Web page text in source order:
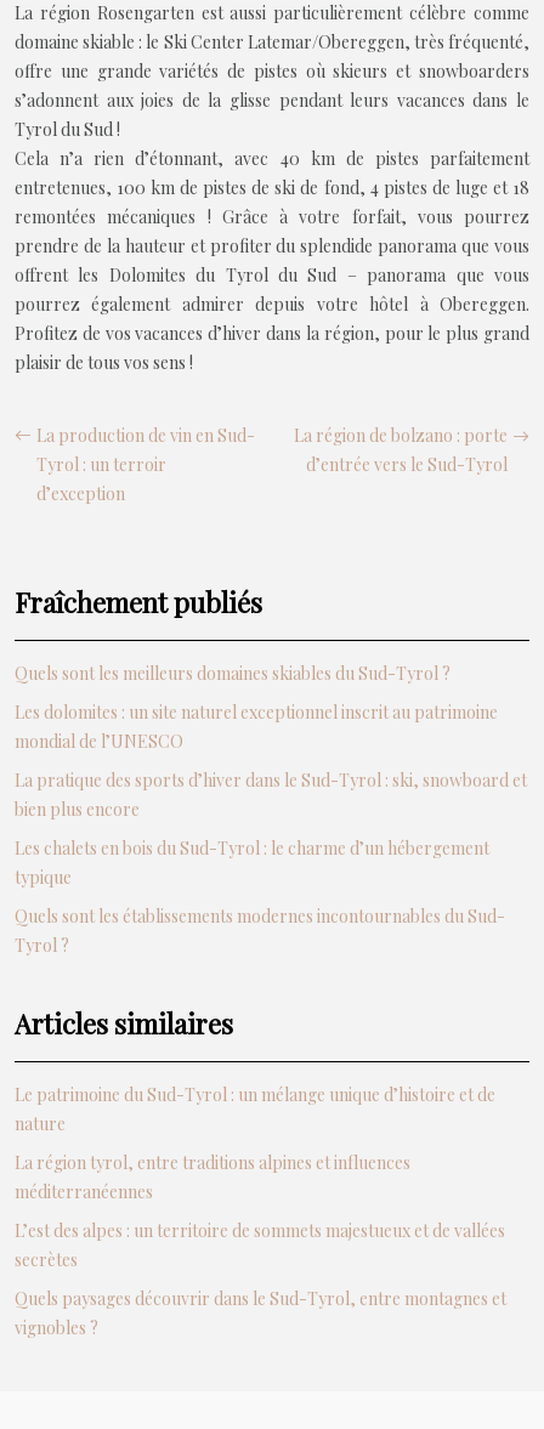
La région Rosengarten est aussi particulièrement célèbre comme
domaine skiable : le Ski Center Latemar/Obereggen, très fréquenté,
offre une grande variétés de pistes où skieurs et snowboarders
s’adonnent aux joies de la glisse pendant leurs vacances dans le
Tyrol du Sud !
Cela n’a rien d’étonnant, avec 40 km de pistes parfaitement
entretenues, 100 km de pistes de ski de fond, 4 pistes de luge et 18
remontées mécaniques ! Grâce à votre forfait, vous pourrez
prendre de la hauteur et profiter du splendide panorama que vous
offrent les Dolomites du Tyrol du Sud – panorama que vous
pourrez également admirer depuis votre hôtel à Obereggen.
Profitez de vos vacances d’hiver dans la région, pour le plus grand
plaisir de tous vos sens !
La production de vin en Sud-
Tyrol : un terroir
d’exception
La région de bolzano : porte
d’entrée vers le Sud-Tyrol
Fraîchement publiés
Quels sont les meilleurs domaines skiables du Sud-Tyrol ?
Les dolomites : un site naturel exceptionnel inscrit au patrimoine
mondial de l’UNESCO
La pratique des sports d’hiver dans le Sud-Tyrol : ski, snowboard et
bien plus encore
Les chalets en bois du Sud-Tyrol : le charme d’un hébergement
typique
Quels sont les établissements modernes incontournables du Sud-
Tyrol ?
Articles similaires
Le patrimoine du Sud-Tyrol : un mélange unique d’histoire et de
nature
La région tyrol, entre traditions alpines et influences
méditerranéennes
L’est des alpes : un territoire de sommets majestueux et de vallées
secrètes
Quels paysages découvrir dans le Sud-Tyrol, entre montagnes et
vignobles ?